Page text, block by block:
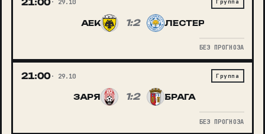
29.10
АЕК 1:2 ЛЕСТЕР
БЕЗ ПРОГНОЗА
21:00 29.10 Группа
ЗАРЯ 1:2 БРАГА
БЕЗ ПРОГНОЗА